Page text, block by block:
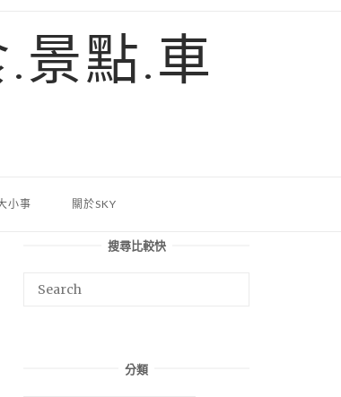
景點.車
小事 關於SKY
搜尋比較快
分類